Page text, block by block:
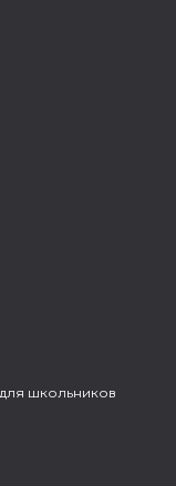
школьников